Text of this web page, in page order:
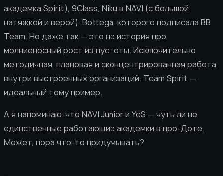
академка Spirit), 9Class, Niku в NAVI (с большой
натяжкой и верой), Bottega, которого подписала BB
Team. Но даже так — это не история про
молниеносный рост из пустоты. Исключительно
методичная, плановая и сконцентрированная работа
внутри выстроенных организаций. Team Spirit —
идеальный тому пример.
А я напоминаю, что NAVI Junior и YeS — чуть ли не
единственные работающие академки в про-Доте.
Может, пора что-то придумывать?